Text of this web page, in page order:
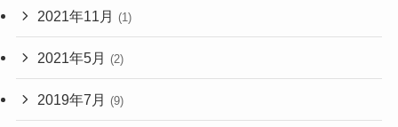
2021年11月 (1)
2021年5月 (2)
2019年7月 (9)